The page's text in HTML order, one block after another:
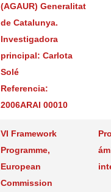
(AGAUR) Generalitat
de Catalunya.
Investigadora
principal: Carlota
Solé
Referencia:
2006ARAI 00010
VI Framework
Programme,
European
Commission